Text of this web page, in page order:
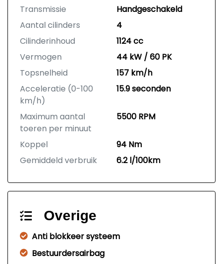
Transmissie
Handgeschakeld
Aantal cilinders
4
Cilinderinhoud
1124 cc
Vermogen
44 kW / 60 PK
Topsnelheid
157 km/h
Acceleratie (0-100
km/h)
15.9 seconden
Maximum aantal
toeren per minuut
5500 RPM
Koppel
94 Nm
Gemiddeld verbruik
6.2 l/100km
Overige
Anti blokkeer systeem
Bestuurdersairbag